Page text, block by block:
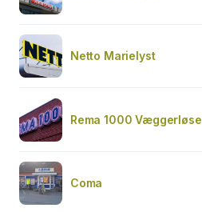
Netto Marielyst
Rema 1000 Væggerløse
Coma